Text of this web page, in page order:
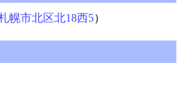
幌市北区北18西5）